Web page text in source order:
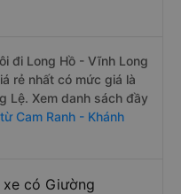
đi Long Hồ - Vĩnh Long
rẻ nhất có mức giá là
Lệ. Xem danh sách đầy
Cam Ranh - Khánh
xe có Giường